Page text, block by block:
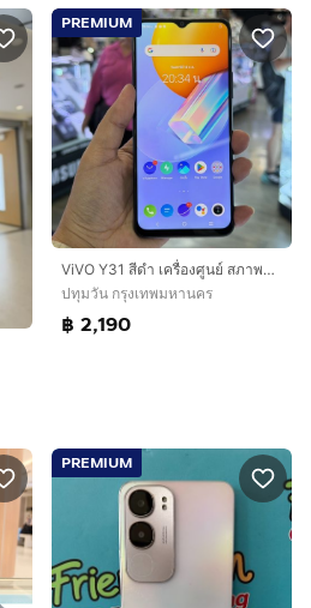
PREMIUM
ViVO Y31 สีดำ เครื่องศูนย์ สภาพสวย หลังมีรอยเคส จอมีจุดไบร์ทล่างเล็กๆ จอ6.58นิ้ว แรม8รอม128 Snap662 กล้อง48ล้าน(3ตัว)🥰🥰
ปทุมวัน กรุงเทพมหานคร
฿ 2,190
PREMIUM